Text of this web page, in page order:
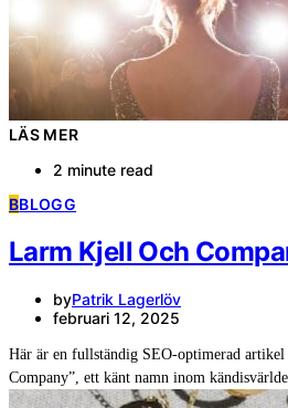
LÄS MER
2 minute read
BBLOGG
Larm Kjell Och
byPatrik Lagerlöv
februari 12, 2025
Här är en fullständig SEO-optimerad
Company”, ett känt namn inom